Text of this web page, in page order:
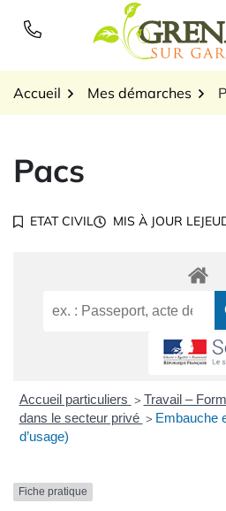
Accueil Mes démarches
Pacs
ETAT CIVIL MIS À JOUR LE
Accueil particuliers > Travail –
dans le secteur privé > Embauche
d’usage)
Fiche pratique